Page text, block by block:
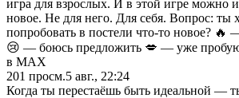
игра для взрослых. И в этой игре можно
новое. Не для него. Для себя. Вопрос: ты
попробовать в постели что-то новое? 🔥
😢 — боюсь предложить 💋 — уже
в МАХ
201 просм.5 авг., 22:24
Когда ты перестаёшь быть идеальной —